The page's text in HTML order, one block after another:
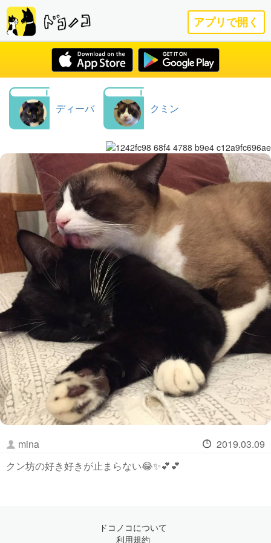
アプリで開く
ディーバ クミン
mina
2019.03.09
クン坊の好き好きが止まらない😂✨💕💕
ドコノコについて
利用規約